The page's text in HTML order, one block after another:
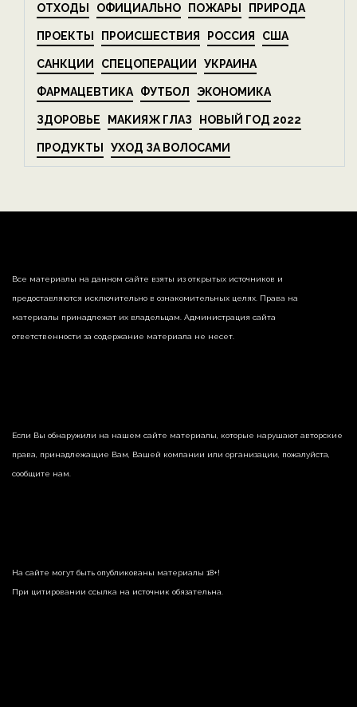
ОТХОДЫ ОФИЦИАЛЬНО ПОЖАРЫ ПРИРОДА
ПРОЕКТЫ ПРОИСШЕСТВИЯ РОССИЯ США
САНКЦИИ СПЕЦОПЕРАЦИИ УКРАИНА
ФАРМАЦЕВТИКА ФУТБОЛ ЭКОНОМИКА
ЗДОРОВЬЕ МАКИЯЖ ГЛАЗ НОВЫЙ ГОД 2022
ПРОДУКТЫ УХОД ЗА ВОЛОСАМИ
Все материалы на данном сайте взяты из открытых источников и
предоставляются исключительно в ознакомительных целях. Права на
материалы принадлежат их владельцам. Администрация сайта
ответственности за содержание материала не несет.
Если Вы обнаружили на нашем сайте материалы, которые нарушают авторские
права, принадлежащие Вам, Вашей компании или организации, пожалуйста,
сообщите нам.
На сайте могут быть опубликованы материалы 18+!
При цитировании ссылка на источник обязательна.